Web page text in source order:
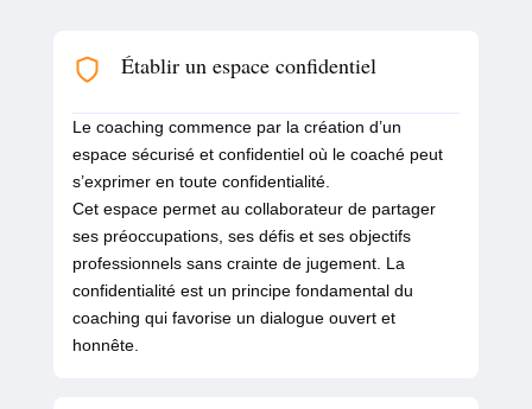
Établir un espace confidentiel
Le coaching commence par la création d’un
espace sécurisé et confidentiel où le coaché peut
s’exprimer en toute confidentialité.
Cet espace permet au collaborateur de partager
ses préoccupations, ses défis et ses objectifs
professionnels sans crainte de jugement. La
confidentialité est un principe fondamental du
coaching qui favorise un dialogue ouvert et
honnête.